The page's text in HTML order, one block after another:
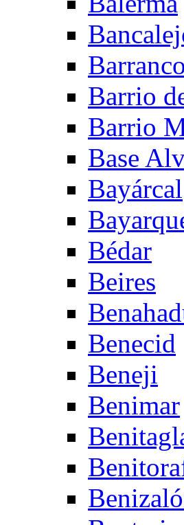
Barrio
Barrio
Base
Bayárcal
Bédar
Beires
Benecid
Beneji
Benimar